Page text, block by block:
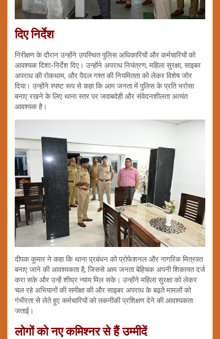
दिए निर्देश
निरीक्षण के दौरान उन्होंने उपस्थित पुलिस अधिकारियों और कर्मचारियों को
आवश्यक दिशा-निर्देश दिए। उन्होंने अपराध नियंत्रण, महिला सुरक्षा, साइबर
अपराध की रोकथाम, और पैदल गश्त की नियमितता को लेकर विशेष जोर
दिया। उन्होंने स्पष्ट रूप से कहा कि आम जनता में पुलिस के प्रति भरोसा
बनाए रखने के लिए थाना स्तर पर जवाबदेही और संवेदनशीलता अत्यंत
आवश्यक है।
दीपक कुमार ने कहा कि थाना प्रबंधन को प्रोफेशनल और नागरिक मित्रवत
बनाए जाने की आवश्यकता है, जिससे आम जनता बेहिचक अपनी शिकायत दर्ज
करा सके और उन्हें शीघ्र न्याय मिल सके। उन्होंने महिला सुरक्षा को लेकर
चल रहे अभियानों की समीक्षा की और साइबर अपराध के बढ़ते मामलों को
गंभीरता से लेते हुए कर्मचारियों को तकनीकी प्रशिक्षण देने की आवश्यकता
जताई।
लोगों को नए कमिश्नर से हैं उम्मीदें